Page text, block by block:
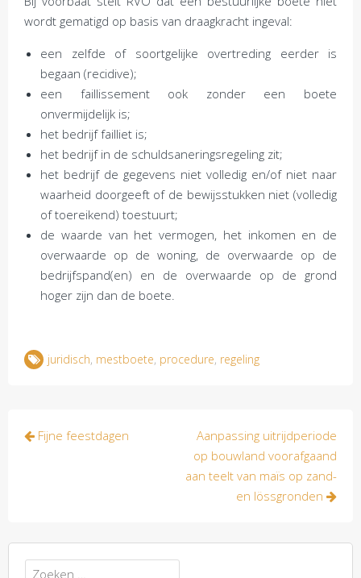
wordt gematigd op basis van draagkracht ingeval:
een zelfde of soortgelijke overtreding eerder is
begaan (recidive);
een faillissement ook zonder een boete
onvermijdelijk is;
het bedrijf failliet is;
het bedrijf in de schuldsaneringsregeling zit;
het bedrijf de gegevens niet volledig en/of niet naar
waarheid doorgeeft of de bewijsstukken niet (volledig
of toereikend) toestuurt;
de waarde van het vermogen, het inkomen en de
overwaarde op de woning, de overwaarde op de
bedrijfspand(en) en de overwaarde op de grond
hoger zijn dan de boete.
juridisch, mestboete, procedure, regeling
Bericht
Fijne feestdagen
Aanpassing uitrijdperiode
op bouwland voorafgaand
aan teelt van maïs op zand-
en lössgronden
Zoeken